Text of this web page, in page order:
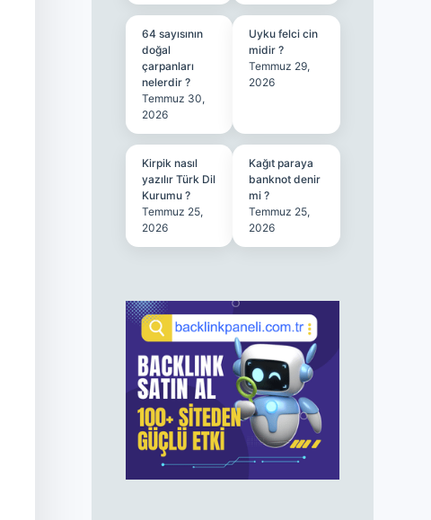
64 sayısının
doğal
çarpanları
nelerdir ?
Temmuz 30,
2026
Uyku felci cin
midir ?
Temmuz 29,
2026
Kirpik nasıl
yazılır Türk Dil
Kurumu ?
Temmuz 25,
2026
Kağıt paraya
banknot denir
mi ?
Temmuz 25,
2026